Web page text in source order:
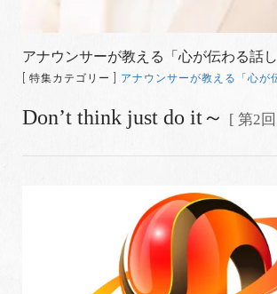
アナウンサーが教える「心が伝わる話し
[ 特集カテゴリー ] アナウンサーが教える「心が
Don’t think just do it～ [ 第2